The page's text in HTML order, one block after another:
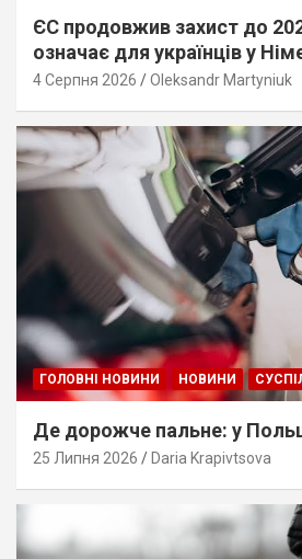
ЄС продовжив захист до
означає для українців у
4 Серпня 2026 Oleksandr Martyniuk
ГОЛОВНІ НОВИНИ НОВИНИ
Де дорожче пальне: у
25 Липня 2026 Daria Krapivtsova